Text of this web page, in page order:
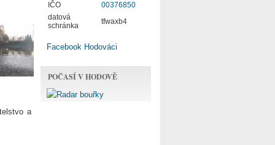
a
IČO
00376850
datová
schránka
tfwaxb4
Facebook Hodováci
POČASÍ V HODOVĚ